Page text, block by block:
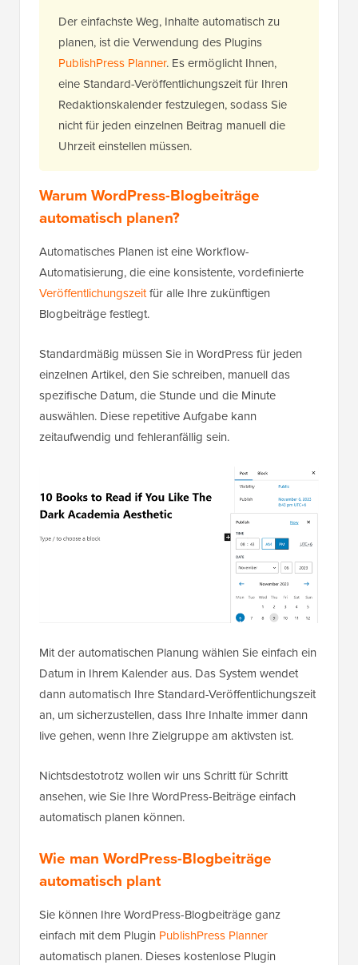
Der einfachste Weg, Inhalte automatisch zu
planen, ist die Verwendung des Plugins
PublishPress Planner. Es ermöglicht Ihnen,
eine Standard-Veröffentlichungszeit für Ihren
Redaktionskalender festzulegen, sodass Sie
nicht für jeden einzelnen Beitrag manuell die
Uhrzeit einstellen müssen.
Warum WordPress-Blogbeiträge
automatisch planen?
Automatisches Planen ist eine Workflow-
Automatisierung, die eine konsistente, vordefinierte
Veröffentlichungszeitfür alle Ihre zukünftigen
Blogbeiträge festlegt.
Standardmäßig müssen Sie in WordPress für jeden
einzelnen Artikel, den Sie schreiben, manuell das
spezifische Datum, die Stunde und die Minute
auswählen. Diese repetitive Aufgabe kann
zeitaufwendig und fehleranfällig sein.
Mit der automatischen Planung wählen Sie einfach ein
Datum in Ihrem Kalender aus. Das System wendet
dann automatisch Ihre Standard-Veröffentlichungszeit
an, um sicherzustellen, dass Ihre Inhalte immer dann
live gehen, wenn Ihre Zielgruppe am aktivsten ist.
Nichtsdestotrotz wollen wir uns Schritt für Schritt
ansehen, wie Sie Ihre WordPress-Beiträge einfach
automatisch planen können.
Wie man WordPress-Blogbeiträge
automatisch plant
Sie können Ihre WordPress-Blogbeiträge ganz
einfach mit dem Plugin PublishPress Planner
automatisch planen. Dieses kostenlose Plugin